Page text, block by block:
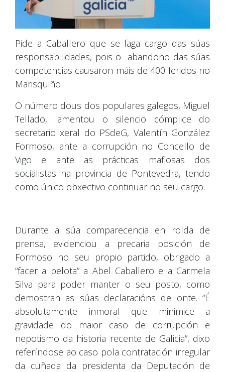
Pide a Caballero que se faga cargo das súas
responsabilidades, pois o abandono das súas
competencias causaron máis de 400 feridos no
Marisquiño
O número dous dos populares galegos, Miguel
Tellado, lamentou o silencio cómplice do
secretario xeral do PSdeG, Valentín González
Formoso, ante a corrupción no Concello de
Vigo e ante as prácticas mafiosas dos
socialistas na provincia de Pontevedra, tendo
como único obxectivo continuar no seu cargo.
Durante a súa comparecencia en rolda de
prensa, evidenciou a precaria posición de
Formoso no seu propio partido, obrigado a
“facer a pelota” a Abel Caballero e a Carmela
Silva para poder manter o seu posto, como
demostran as súas declaracións de onte. “É
absolutamente inmoral que minimice a
gravidade do maior caso de corrupción e
nepotismo da historia recente de Galicia”, dixo
referíndose ao caso pola contratación irregular
da cuñada da presidenta da Deputación de